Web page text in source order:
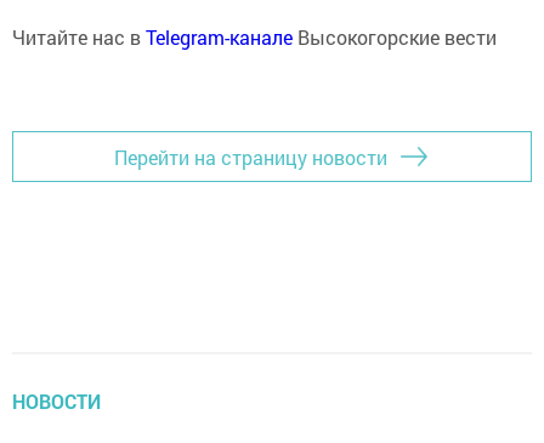
Читайте нас вTelegram-канале Высокогорские вести
Перейти на страницу новости
НОВОСТИ